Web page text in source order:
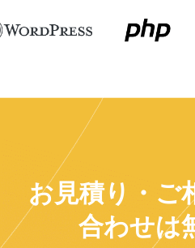
お見積り・ご
合わせは